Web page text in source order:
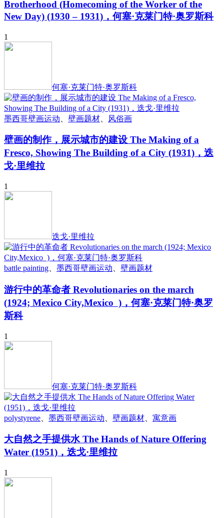
Brotherhood (Homecoming of the Worker of the
New Day) (1930 – 1931)，何塞·克莱门特·奥罗斯科
1
何塞·克莱门特·奥罗斯科
墨西哥壁画运动 壁画题材 风俗画
壁画的制作，展示城市的建设 The Making of a
Fresco, Showing The Building of a City (1931)，迭
戈·里维拉
1
迭戈·里维拉
battle painting 墨西哥壁画运动 壁画题材
游行中的革命者 Revolutionaries on the march
(1924; Mexico City,Mexico )，何塞·克莱门特·奥罗
斯科
1
何塞·克莱门特·奥罗斯科
polystyrene 墨西哥壁画运动 壁画题材 寓意画
大自然之手提供水 The Hands of Nature Offering
Water (1951)，迭戈·里维拉
1